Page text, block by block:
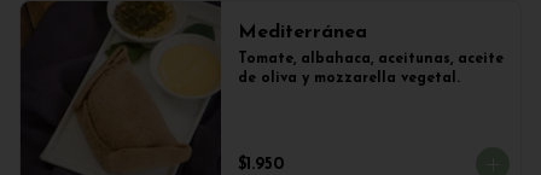
Mediterránea
Tomate, albahaca, aceitunas, aceite
de oliva y mozzarella vegetal.
$1.950